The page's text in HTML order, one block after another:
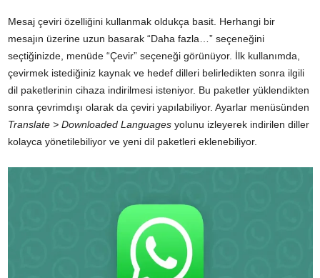
Mesaj çeviri özelliğini kullanmak oldukça basit. Herhangi bir
mesajın üzerine uzun basarak “Daha fazla…” seçeneğini
seçtiğinizde, menüde “Çevir” seçeneği görünüyor. İlk kullanımda,
çevirmek istediğiniz kaynak ve hedef dilleri belirledikten sonra ilgili
dil paketlerinin cihaza indirilmesi isteniyor. Bu paketler yüklendikten
sonra çevrimdışı olarak da çeviri yapılabiliyor. Ayarlar menüsünden
Translate > Downloaded Languages yolunu izleyerek indirilen diller
kolayca yönetilebiliyor ve yeni dil paketleri eklenebiliyor.